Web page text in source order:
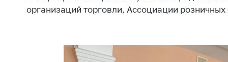
Общественная
Идеологическая
работа
организаций торговли, Ассоциации розничных